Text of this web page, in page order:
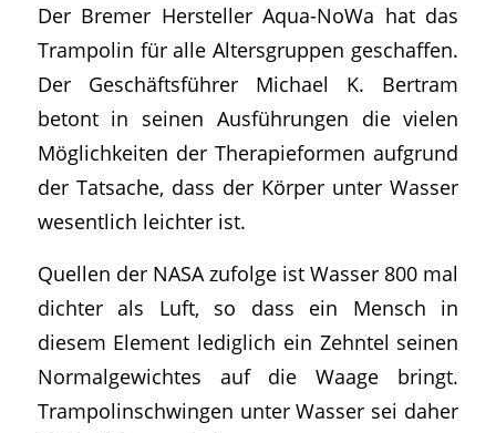
Der Bremer Hersteller Aqua-NoWa hat das
Trampolin für alle Altersgruppen geschaffen.
Der Geschäftsführer Michael K. Bertram
betont in seinen Ausführungen die vielen
Möglichkeiten der Therapieformen aufgrund
der Tatsache, dass der Körper unter Wasser
wesentlich leichter ist.
Quellen der NASA zufolge ist Wasser 800 mal
dichter als Luft, so dass ein Mensch in
diesem Element lediglich ein Zehntel seinen
Normalgewichtes auf die Waage bringt.
Trampolinschwingen unter Wasser sei daher